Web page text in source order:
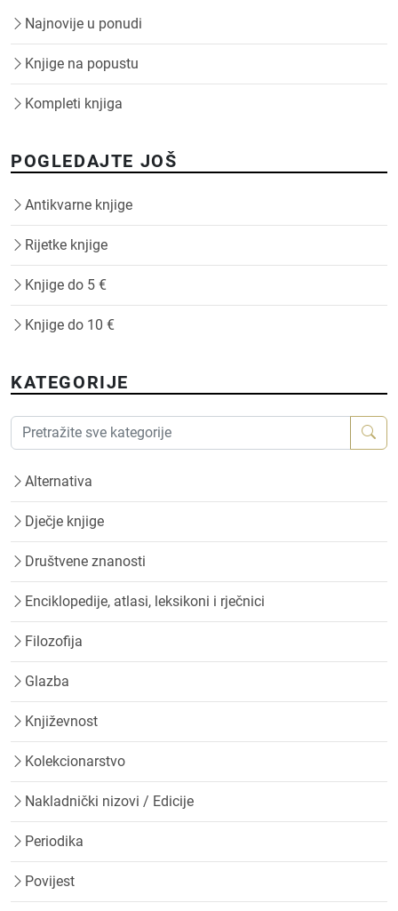
Najnovije u ponudi
Knjige na popustu
Kompleti knjiga
POGLEDAJTE JOŠ
Antikvarne knjige
Rijetke knjige
Knjige do 5 €
Knjige do 10 €
KATEGORIJE
Alternativa
Dječje knjige
Društvene znanosti
Enciklopedije, atlasi, leksikoni i rječnici
Filozofija
Glazba
Književnost
Kolekcionarstvo
Nakladnički nizovi / Edicije
Periodika
Povijest